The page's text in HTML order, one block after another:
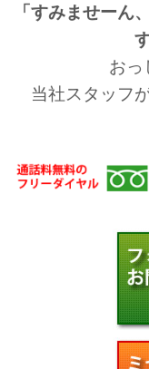
「すみませーん
おっ
当社スタッフ